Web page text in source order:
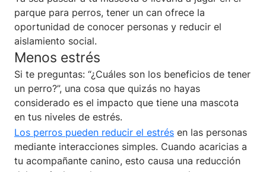
parque para perros, tener un can ofrece la
oportunidad de conocer personas y reducir el
aislamiento social.
Menos estrés
Si te preguntas: “¿Cuáles son los beneficios de tener
un perro?”, una cosa que quizás no hayas
considerado es el impacto que tiene una mascota
en tus niveles de estrés.
Los perros pueden reducir el estrés en las personas
mediante interacciones simples. Cuando acaricias a
tu acompañante canino, esto causa una reducción